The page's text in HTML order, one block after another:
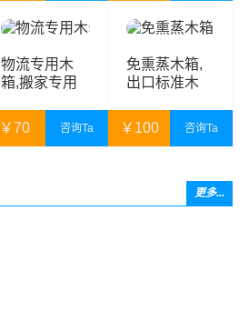
￥10 ￥60
物流专用木
箱,搬家专用
木箱,物流打
木箱
￥70 咨询Ta
免熏蒸木箱,
出口标准木
木箱
￥ 100 咨询Ta
更多...